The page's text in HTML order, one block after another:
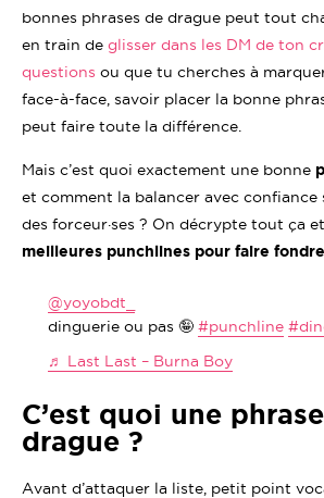
bonnes phrases de drague peut tout
en train de glisser dans les DM de ton
questions ou que tu cherches à
face-à-face, savoir placer la bonne
peut faire toute la différence.
Mais c’est quoi exactement une bonne
et comment la balancer avec confiance
des forceur·ses ? On décrypte tout ça
meilleures punchlines pour faire
@yoyobdt_
dinguerie ou pas 🤪 #punchline
♬ Last Last – Burna Boy
C’est quoi une
drague ?
Avant d’attaquer la liste, petit point